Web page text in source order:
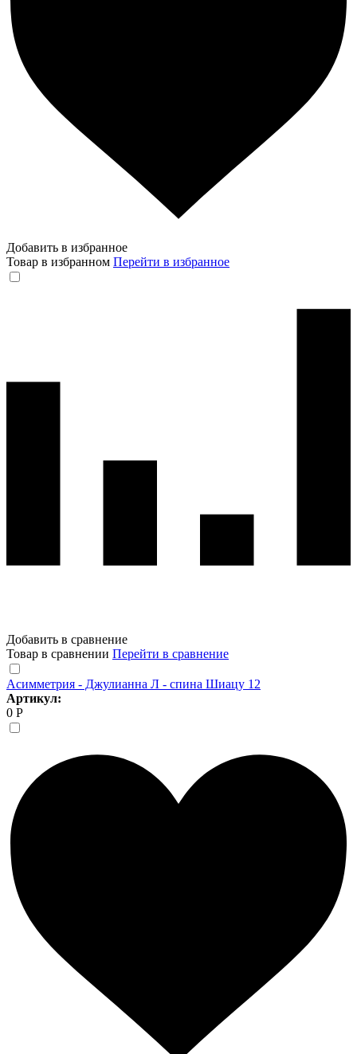
Добавить в избранное
Товар в избранном Перейти в избранное
Добавить в сравнение
Товар в сравнении Перейти в сравнение
Асимметрия - Джулианна Л - спина Шиацу 12
Артикул:
0 Р